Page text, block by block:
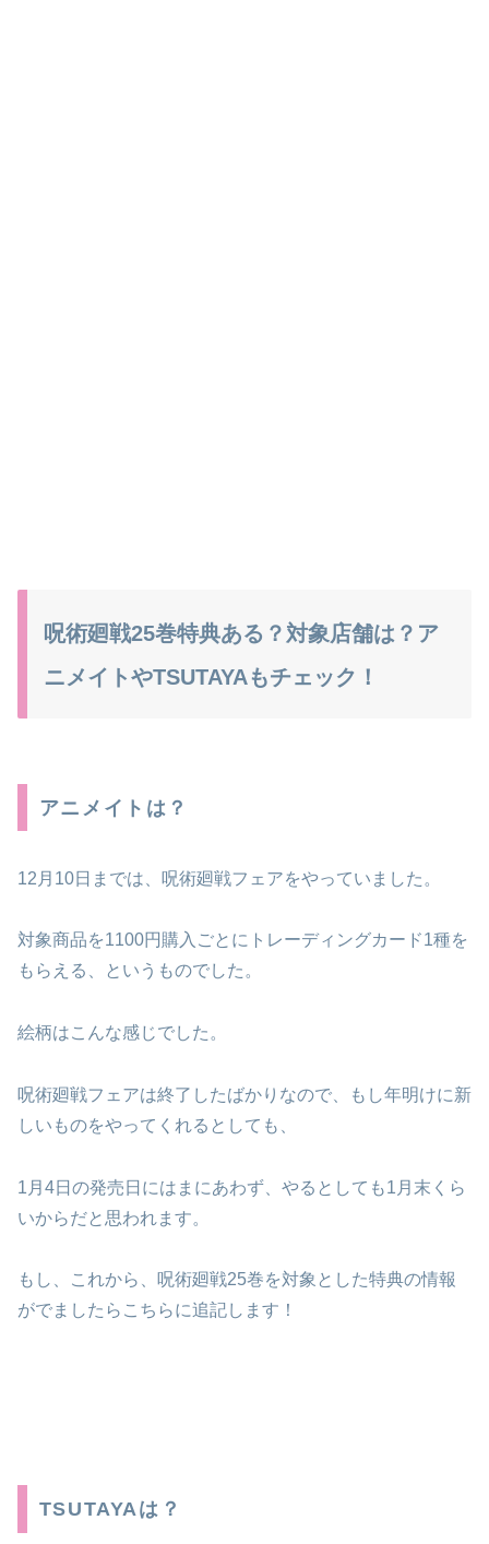
呪術廻戦25巻特典ある？対象店舗は？ア
ニメイトやTSUTAYAもチェック！
アニメイトは？
12月10日までは、呪術廻戦フェアをやっていました。
対象商品を1100円購入ごとにトレーディングカード1種を
もらえる、というものでした。
絵柄はこんな感じでした。
呪術廻戦フェアは終了したばかりなので、もし年明けに新
しいものをやってくれるとしても、
1月4日の発売日にはまにあわず、やるとしても1月末くら
いからだと思われます。
もし、これから、呪術廻戦25巻を対象とした特典の情報
がでましたらこちらに追記します！
TSUTAYAは？